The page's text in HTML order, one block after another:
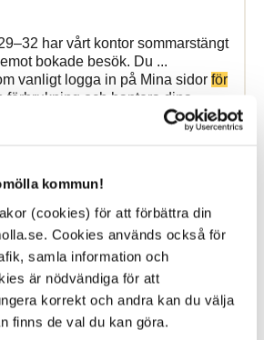
kommun!
(cookies) för att förbättra din
Cookies används också för
samla information och
är nödvändiga för att
korrekt och andra kan du välja
finns de val du kan göra.
har vårt kontor sommarstängt
bokade besök. Du ...
vanligt logga in på Mina sidor för
förbrukning och hantera dina
besök vecka 29–32
håller kontoret endast öppet